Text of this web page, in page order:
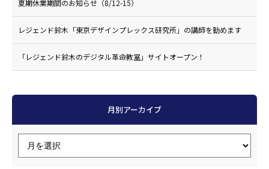
夏期休業期間のお知らせ（8/12-15）
レジェンド鈴木「東京デザインプレックス研究所」の講師を勤めます
「レジェンド鈴木のデジタル革命教室」サイトオープン！
月別アーカイブ